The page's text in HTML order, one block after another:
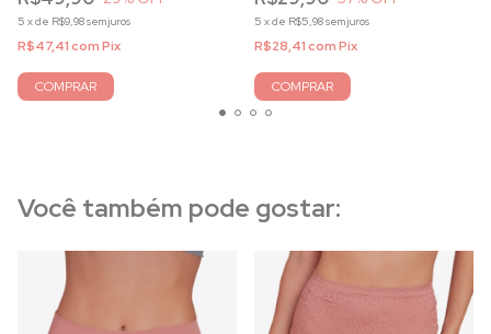
5 xde R$9,98sem juros
R$47,41comPix
COMPRAR
5 xde R$5,98sem juros
R$28,41comPix
COMPRAR
Você também pode gostar: